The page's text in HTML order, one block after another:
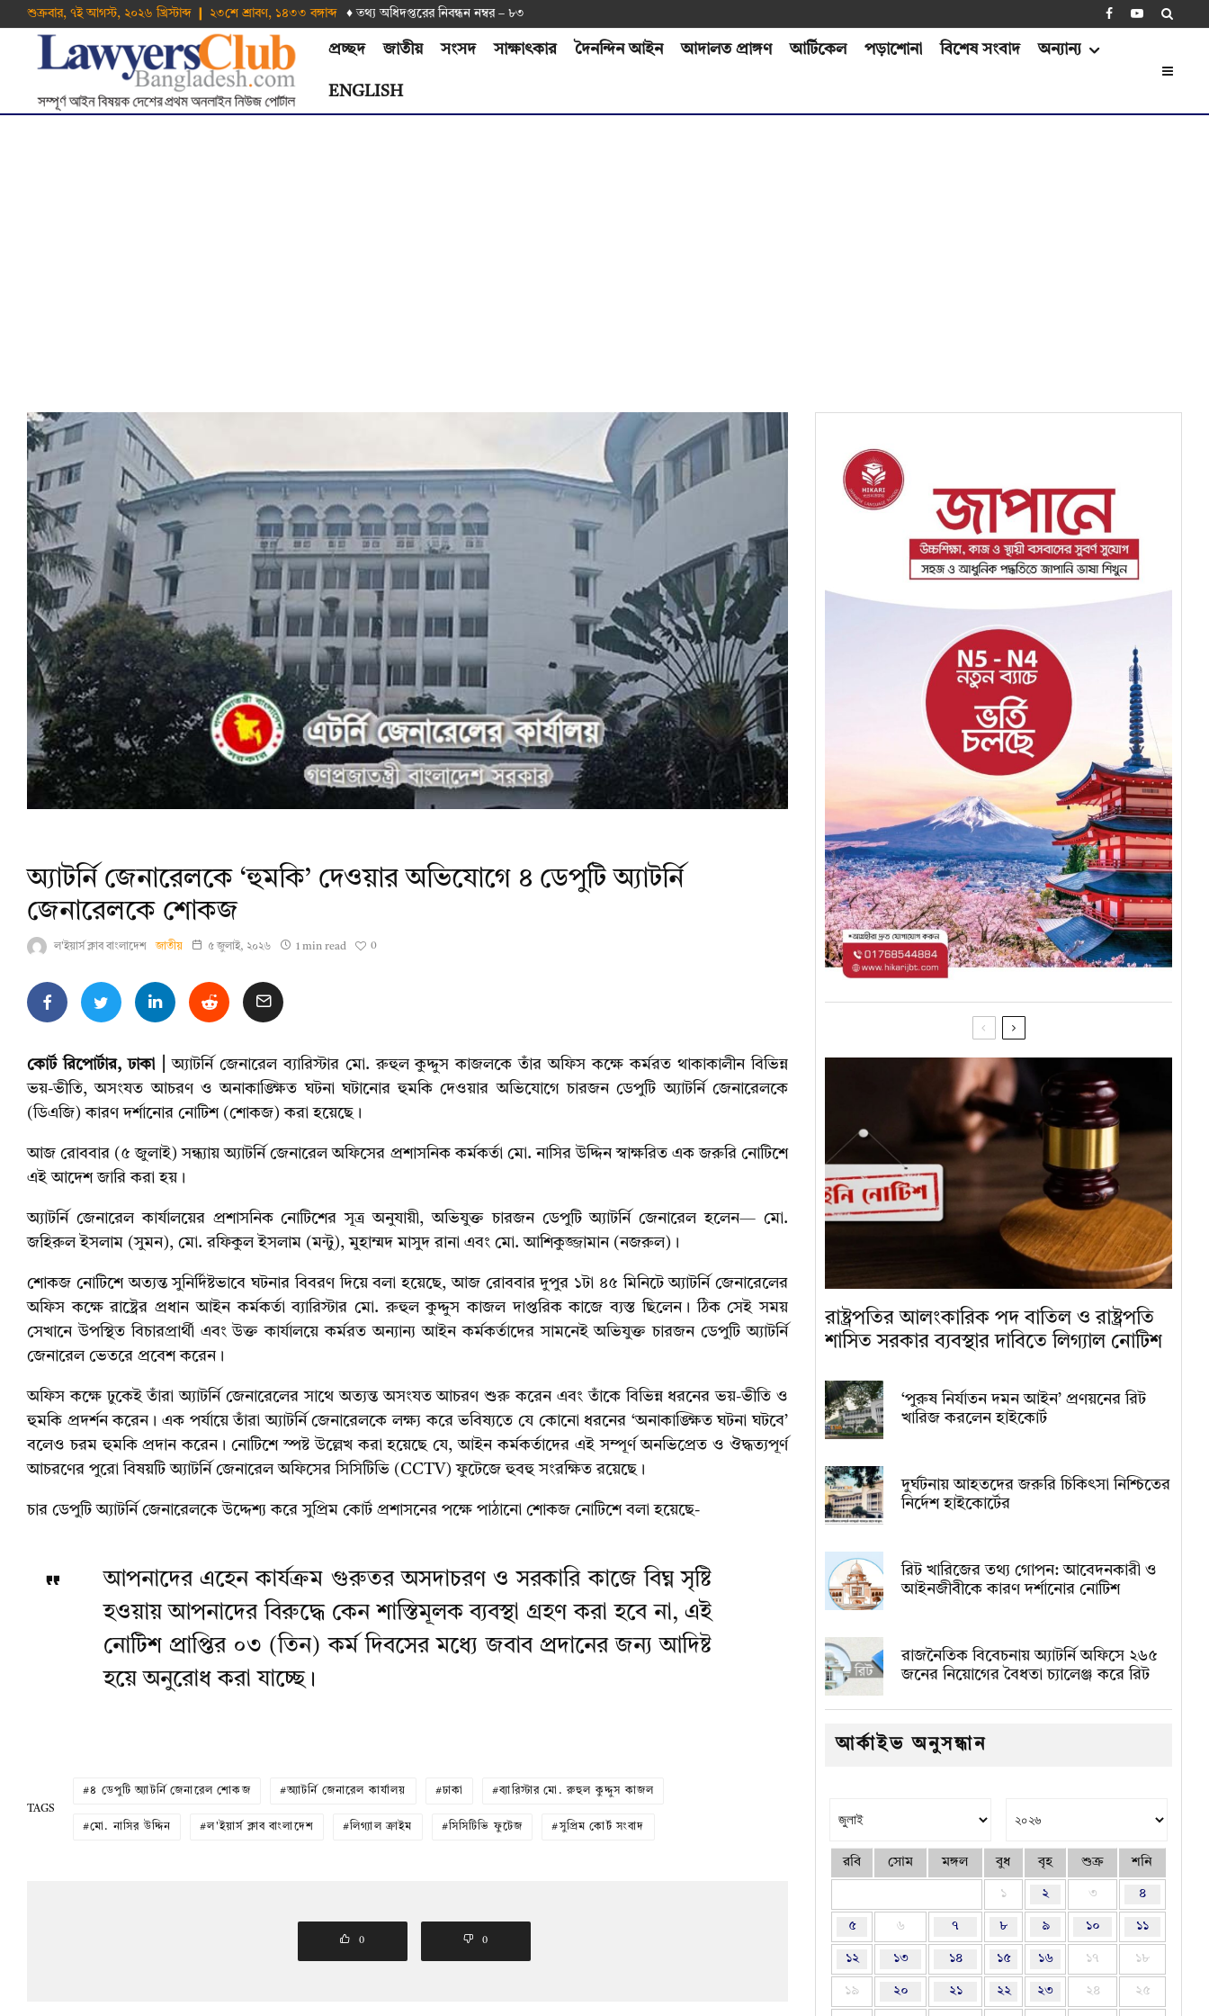
শুক্রবার, ৭ই আগস্ট, ২০২৬ খ্রিস্টাব্দ ❙ ২৩শে শ্রাবণ, ১৪৩৩ বঙ্গাব্দ ♦ তথ‌্য অ‌ধিদপ্ত‌রের নিবন্ধন নম্বর – ৮৩
প্রচ্ছদ জাতীয় সংসদ সাক্ষাৎকার দৈনন্দিন আইন আদালত প্রাঙ্গণ আর্টিকেল পড়াশোনা বিশেষ সংবাদ অন্যান্য
ENGLISH
অ্যাটর্নি জেনারেলকে ‘হুমকি’ দেওয়ার অভিযোগে ৪ ডেপুটি অ্যাটর্নি
জেনারেলকে শোকজ
ল'ইয়ার্স ক্লাব বাংলাদেশ জাতীয় ৫ জুলাই, ২০২৬ 1 min read 0
কোর্ট রিপোর্টার, ঢাকা |অ্যাটর্নি জেনারেল ব্যারিস্টার মো. রুহুল কুদ্দুস কাজলকে তাঁর অফিস কক্ষে কর্মরত থাকাকালীন বিভিন্ন
ভয়-ভীতি, অসংযত আচরণ ও অনাকাঙ্ক্ষিত ঘটনা ঘটানোর হুমকি দেওয়ার অভিযোগে চারজন ডেপুটি অ্যাটর্নি জেনারেলকে
(ডিএজি) কারণ দর্শানোর নোটিশ (শোকজ) করা হয়েছে।
আজ রোববার (৫ জুলাই) সন্ধ্যায় অ্যাটর্নি জেনারেল অফিসের প্রশাসনিক কর্মকর্তা মো. নাসির উদ্দিন স্বাক্ষরিত এক জরুরি নোটিশে
এই আদেশ জারি করা হয়।
অ্যাটর্নি জেনারেল কার্যালয়ের প্রশাসনিক নোটিশের সূত্র অনুযায়ী, অভিযুক্ত চারজন ডেপুটি অ্যাটর্নি জেনারেল হলেন— মো.
জহিরুল ইসলাম (সুমন), মো. রফিকুল ইসলাম (মন্টু), মুহাম্মদ মাসুদ রানা এবং মো. আশিকুজ্জামান (নজরুল)।
শোকজ নোটিশে অত্যন্ত সুনির্দিষ্টভাবে ঘটনার বিবরণ দিয়ে বলা হয়েছে, আজ রোববার দুপুর ১টা ৪৫ মিনিটে অ্যাটর্নি জেনারেলের
অফিস কক্ষে রাষ্ট্রের প্রধান আইন কর্মকর্তা ব্যারিস্টার মো. রুহুল কুদ্দুস কাজল দাপ্তরিক কাজে ব্যস্ত ছিলেন। ঠিক সেই সময়
সেখানে উপস্থিত বিচারপ্রার্থী এবং উক্ত কার্যালয়ে কর্মরত অন্যান্য আইন কর্মকর্তাদের সামনেই অভিযুক্ত চারজন ডেপুটি অ্যাটর্নি
জেনারেল ভেতরে প্রবেশ করেন।
অফিস কক্ষে ঢুকেই তাঁরা অ্যাটর্নি জেনারেলের সাথে অত্যন্ত অসংযত আচরণ শুরু করেন এবং তাঁকে বিভিন্ন ধরনের ভয়-ভীতি ও
হুমকি প্রদর্শন করেন। এক পর্যায়ে তাঁরা অ্যাটর্নি জেনারেলকে লক্ষ্য করে ভবিষ্যতে যে কোনো ধরনের ‘অনাকাঙ্ক্ষিত ঘটনা ঘটবে’
বলেও চরম হুমকি প্রদান করেন। নোটিশে স্পষ্ট উল্লেখ করা হয়েছে যে, আইন কর্মকর্তাদের এই সম্পূর্ণ অনভিপ্রেত ও ঔদ্ধত্যপূর্ণ
আচরণের পুরো বিষয়টি অ্যাটর্নি জেনারেল অফিসের সিসিটিভি (CCTV) ফুটেজে হুবহু সংরক্ষিত রয়েছে।
চার ডেপুটি অ্যাটর্নি জেনারেলকে উদ্দেশ্য করে সুপ্রিম কোর্ট প্রশাসনের পক্ষে পাঠানো শোকজ নোটিশে বলা হয়েছে-
আপনাদের এহেন কার্যক্রম গুরুতর অসদাচরণ ও সরকারি কাজে বিঘ্ন সৃষ্টি
হওয়ায় আপনাদের বিরুদ্ধে কেন শাস্তিমূলক ব্যবস্থা গ্রহণ করা হবে না, এই
নোটিশ প্রাপ্তির ০৩ (তিন) কর্ম দিবসের মধ্যে জবাব প্রদানের জন্য আদিষ্ট
হয়ে অনুরোধ করা যাচ্ছে।
TAGS
৪ ডেপুটি অ্যাটর্নি জেনারেল শোকজ অ্যাটর্নি জেনারেল কার্যালয় ঢাকা ব্যারিস্টার মো. রুহুল কুদ্দুস কাজল
মো. নাসির উদ্দিন ল'ইয়ার্স ক্লাব বাংলাদেশ লিগ্যাল ক্রাইম সিসিটিভি ফুটেজ সুপ্রিম কোর্ট সংবাদ
0 0
রাষ্ট্রপতির আলংকারিক পদ বাতিল ও রাষ্ট্রপতি
শাসিত সরকার ব্যবস্থার দাবিতে লিগ্যাল নোটিশ
‘পুরুষ নির্যাতন দমন আইন’ প্রণয়নের রিট
খারিজ করলেন হাইকোর্ট
দুর্ঘটনায় আহতদের জরুরি চিকিৎসা নিশ্চিতের
নির্দেশ হাইকোর্টের
রিট খারিজের তথ্য গোপন: আবেদনকারী ও
আইনজীবীকে কারণ দর্শানোর নোটিশ
রাজনৈতিক বিবেচনায় অ‍্যাটর্নি অফিসে ২৬৫
জনের নিয়োগের বৈধতা চ্যালেঞ্জ করে রিট
আর্কাইভ অনুসন্ধান
রবি সোম মঙ্গল বুধ বৃহ শুক্র শনি
১ ২ ৩ ৪
৫ ৬ ৭ ৮ ৯ ১০ ১১
১২ ১৩ ১৪ ১৫ ১৬ ১৭ ১৮
১৯ ২০ ২১ ২২ ২৩ ২৪ ২৫